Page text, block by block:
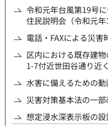
令和元年台風第19号
住民説明会（令和元年
電話・FAXによる災
区内における既存建
1-7付近世田谷通り近く
水害に備えるための
災害対策基本法の一
想定浸水深表示板の